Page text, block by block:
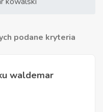
podane kryteria
waldemar